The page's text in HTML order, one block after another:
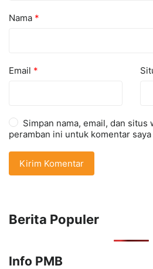
Nama *
Email *
Simpan nama, email, dan situs
peramban ini untuk komentar
Berita Populer
Info PMB